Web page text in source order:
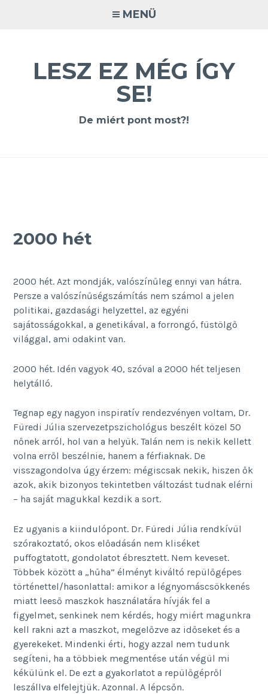
MENÜ
LESZ EZ MÉG ÍGY
SE!
De miért pont most?!
2000 hét
2000 hét. Azt mondják, valószínűleg ennyi van hátra.
Persze a valószínűségszámítás nem számol a jelen
politikai, gazdasági helyzettel, az egyéni
sajátosságokkal, a genetikával, a forrongó, füstölgő
világgal, ami odakint van.
2000 hét. Idén vagyok 40, szóval a 2000 hét teljesen
helytálló.
Tegnap egy nagyon inspiratív rendezvényen voltam, Dr.
Füredi Júlia szervezetpszichológus beszélt közel 50
nőnek arról, hol van a helyük. Talán nem is nekik kellett
volna erről beszélnie, hanem a férfiaknak. De
visszagondolva úgy érzem: mégiscsak nekik, hiszen ők
azok, akik bizonyos tekintetben változást tudnak elérni
– ha saját magukkal kezdik a sort.
Ez ugyanis a kiindulópont. Dr. Füredi Júlia rendkívül
szórakoztató, okos előadásán nem kliséket
puffogtatott, gondolatot ébresztett. Nem keveset.
Többek között a „hűha” élményt kiváltó repülőgépes
történettel/hasonlattal: amikor a légnyomáscsökkenés
miatt leeső maszkok használatára hívják fel a
figyelmet, senkinek nem kérdés, hogy miért magunkra
kell rakni azt a maszkot, megelőzve az időseket és a
gyerekeket. Mindenki érti, hogy azzal nem tudunk
segíteni, ha a többiek megmentése után végül mi
kékülünk el. De ezt a gyakorlatot a repülőgépről
leszállva elfelejtjük. Azonnal. A lépcsőn.